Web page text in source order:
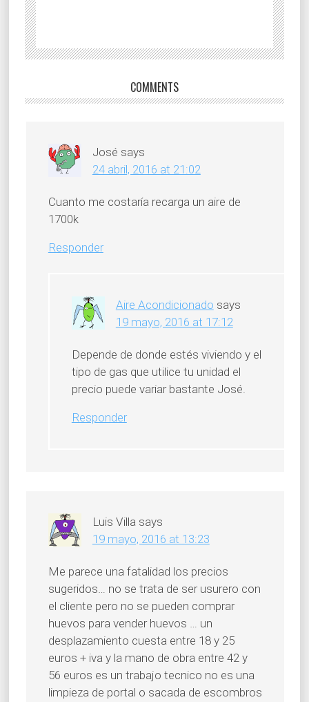
COMMENTS
José says
24 abril, 2016 at 21:02
Cuanto me costaría recarga un aire de
1700k
Responder
Aire Acondicionado says
19 mayo, 2016 at 17:12
Depende de donde estés viviendo y el
tipo de gas que utilice tu unidad el
precio puede variar bastante José.
Responder
Luis Villa says
19 mayo, 2016 at 13:23
Me parece una fatalidad los precios
sugeridos… no se trata de ser usurero con
el cliente pero no se pueden comprar
huevos para vender huevos … un
desplazamiento cuesta entre 18 y 25
euros + iva y la mano de obra entre 42 y
56 euros es un trabajo tecnico no es una
limpieza de portal o sacada de escombros